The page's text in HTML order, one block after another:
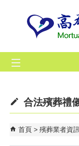
合法殯葬禮
首頁 殯葬業者資